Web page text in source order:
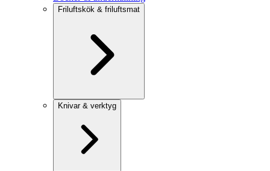
Friluftskök & friluftsmat
Knivar & verktyg